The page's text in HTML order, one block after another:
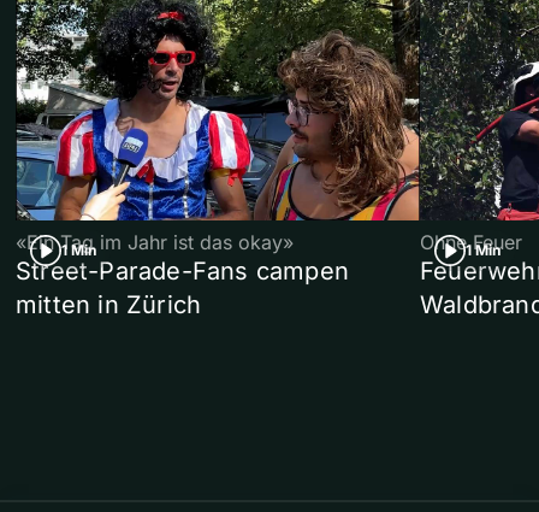
1 Min
«Ein Tag im Jahr ist das okay»
Street-Parade-Fans campen
mitten in Zürich
1 Min
Ohne Feuer